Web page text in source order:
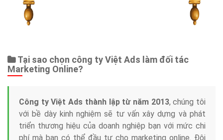
Tại sao chọn công ty Việt Ads làm đối tác
Marketing Online?
Công ty Việt Ads thành lập từ năm 2013, chúng tôi
với bề dày kinh nghiệm sẽ tư vấn xây dựng và phát
triển thương hiệu của doanh nghiệp bạn với mức chi
phí mà bạn có thể đầu tư cho marketing online. Đội